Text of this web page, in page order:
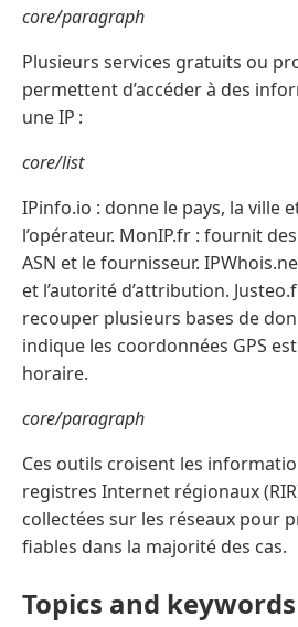
core/paragraph
Plusieurs services gratuits ou
permettent d’accéder à des
une IP :
core/list
IPinfo.io : donne le pays, la ville
l’opérateur. MonIP.fr : fournit
ASN et le fournisseur.
et l’autorité d’attribution.
recouper plusieurs bases de
indique les coordonnées GPS
horaire.
core/paragraph
Ces outils croisent les
registres Internet régionaux
collectées sur les réseaux pour
fiables dans la majorité des cas.
Topics and keywords